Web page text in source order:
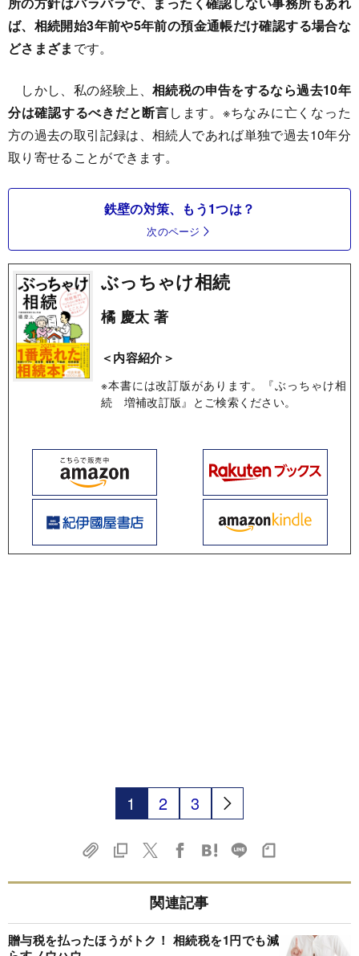
ば、相続開始3年前や5年前の預金通帳だけ確認する場合な
どさまざまです。
しかし、私の経験上、相続税の申告をするなら過去10年
分は確認するべきだと断言します。※ちなみに亡くなった
方の過去の取引記録は、相続人であれば単独で過去10年分
取り寄せることができます。
鉄壁の対策、もう1つは？
次のページ
ぶっちゃけ相続
橘 慶太 著
＜内容紹介＞
※本書には改訂版があります。『ぶっちゃけ相
続 増補改訂版』とご検索ください。
1 2 3
関連記事
贈与税を払ったほうがトク！ 相続税を1円でも減